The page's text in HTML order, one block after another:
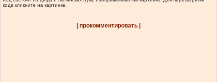
кода кликните на картинке.
| прокомментировать |